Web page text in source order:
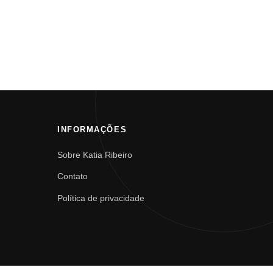
INFORMAÇÕES
Sobre Katia Ribeiro
Contato
Política de privacidade